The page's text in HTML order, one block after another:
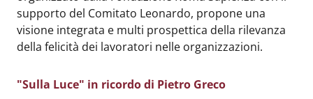
supporto del Comitato Leonardo, propone una
visione integrata e multi prospettica della rilevanza
della felicità dei lavoratori nelle organizzazioni.
"Sulla Luce" in ricordo di Pietro Greco